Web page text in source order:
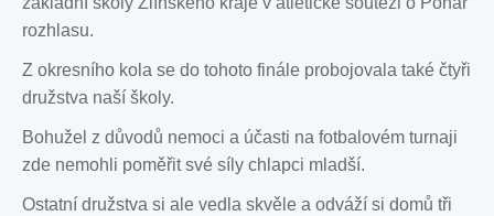
rozhlasu.
Z okresního kola se do tohoto finále probojovala také čtyři
družstva naší školy.
Bohužel z důvodů nemoci a účasti na fotbalovém turnaji
zde nemohli poměřit své síly chlapci mladší.
Ostatní družstva si ale vedla skvěle a odváží si domů tři